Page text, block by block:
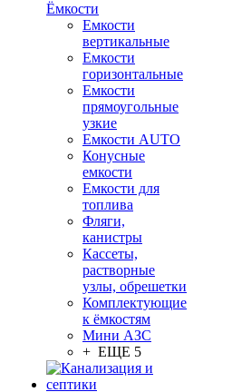
Ёмкости
Емкости
вертикальные
Емкости
горизонтальные
Емкости
прямоугольные
узкие
Емкости АUТО
Конусные
емкости
Емкости для
топлива
Фляги,
канистры
Кассеты,
растворные
узлы, обрешетки
Комплектующие
к ёмкостям
Мини АЗС
+ ЕЩЕ 5